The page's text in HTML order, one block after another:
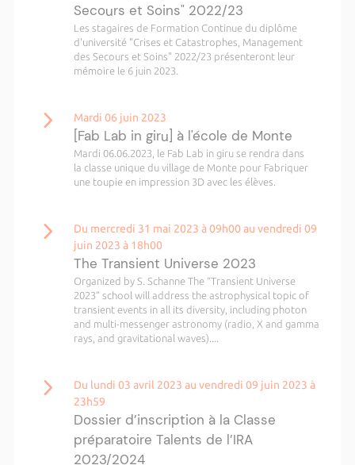
Secours et Soins" 2022/23
Les stagaires de Formation Continue du diplôme
d'université "Crises et Catastrophes, Management
des Secours et Soins" 2022/23 présenteront leur
mémoire le 6 juin 2023.
Mardi 06 juin 2023
[Fab Lab in giru] à l'école de Monte
Mardi 06.06.2023, le Fab Lab in giru se rendra dans
la classe unique du village de Monte pour Fabriquer
une toupie en impression 3D avec les élèves.
Du mercredi 31 mai 2023 à 09h00 au vendredi 09
juin 2023 à 18h00
The Transient Universe 2023
Organized by S. Schanne The “Transient Universe
2023” school will address the astrophysical topic of
transient events in all its diversity, including photon
and multi-messenger astronomy (radio, X and gamma
rays, and gravitational waves)....
Du lundi 03 avril 2023 au vendredi 09 juin 2023 à
23h59
Dossier d’inscription à la Classe
préparatoire Talents de l’IRA
2023/2024